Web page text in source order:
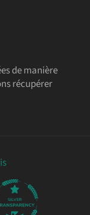
de manière
récupérer